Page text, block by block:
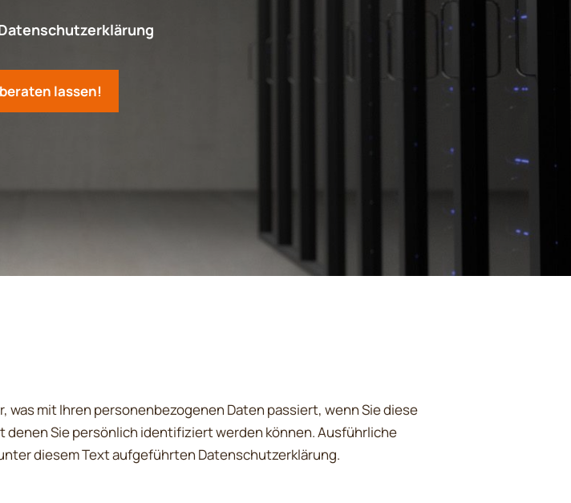
lassen!
mit Ihren personenbezogenen Daten passiert, wenn Sie diese
Sie persönlich identifiziert werden können. Ausführliche
diesem Text aufgeführten Datenschutzerklärung.